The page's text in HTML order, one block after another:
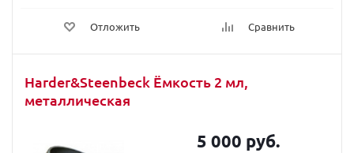
Отложить Сравнить
Harder&Steenbeck Ёмкость 2 мл,
металлическая
5 000 руб.